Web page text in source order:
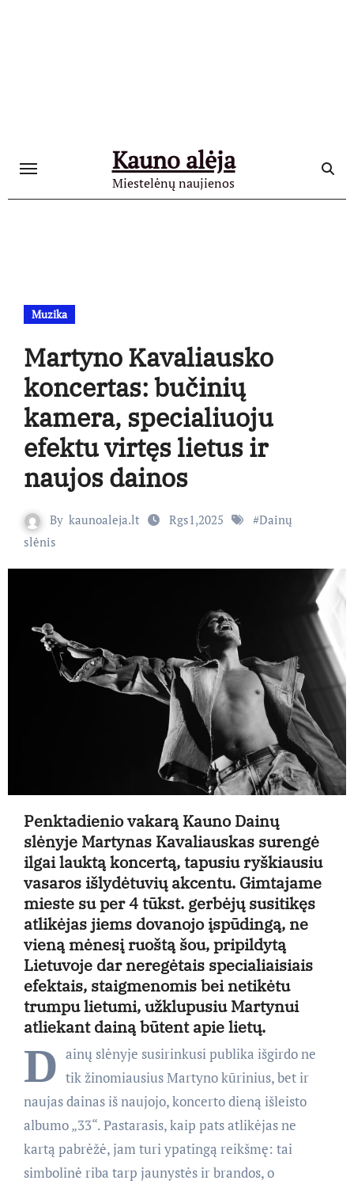
Kauno alėja
Miestelėnų naujienos
Muzika
Martyno Kavaliausko
koncertas: bučinių
kamera, specialiuoju
efektu virtęs lietus ir
naujos dainos
By kaunoaleja.lt Rgs1,2025 #Dainų
slėnis
Penktadienio vakarą Kauno Dainų
slėnyje Martynas Kavaliauskas surengė
ilgai lauktą koncertą, tapusiu ryškiausiu
vasaros išlydėtuvių akcentu. Gimtajame
mieste su per 4 tūkst. gerbėjų susitikęs
atlikėjas jiems dovanojo įspūdingą, ne
vieną mėnesį ruoštą šou, pripildytą
Lietuvoje dar neregėtais specialiaisiais
efektais, staigmenomis bei netikėtu
trumpu lietumi, užklupusiu Martynui
atliekant dainą būtent apie lietų.
D ainų slėnyje susirinkusi publika išgirdo ne
tik žinomiausius Martyno kūrinius, bet ir
naujas dainas iš naujojo, koncerto dieną išleisto
albumo „33“. Pastarasis, kaip pats atlikėjas ne
kartą pabrėžė, jam turi ypatingą reikšmę: tai
simbolinė riba tarp jaunystės ir brandos, o